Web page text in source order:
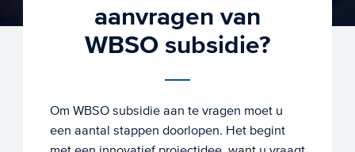
aanvragen van
WBSO subsidie?
Om WBSO subsidie aan te vragen moet u
een aantal stappen doorlopen. Het begint